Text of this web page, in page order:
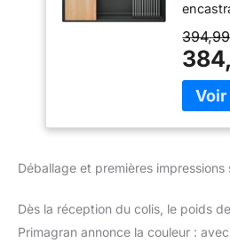
aux
d'une
de
l'Évier
Déballage et premières impressions
Dès la réception du colis, le poids
Primagran annonce la couleur :